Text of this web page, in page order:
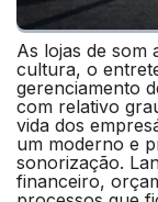
As lojas de som
cultura, o
gerenciamento
com relativo
vida dos
um moderno e
sonorização.
financeiro,